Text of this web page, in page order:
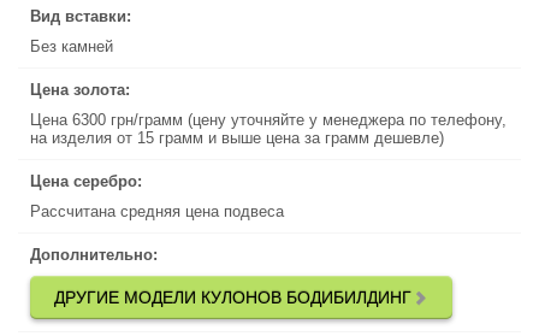
Вид вставки:
Без камней
Цена золота:
Цена 6300 грн/грамм (цену уточняйте у менеджера по телефону,
на изделия от 15 грамм и выше цена за грамм дешевле)
Цена серебро:
Рассчитана средняя цена подвеса
Дополнительно:
ДРУГИЕ МОДЕЛИ КУЛОНОВ БОДИБИЛДИНГ
Цена 6300 грн/грамм (цену уточняйте у менеджера по телефону,
на изделия от 15 грамм и выше цена за грамм дешевле)
Рассчитана средняя цена подвеса
ДРУГИЕ МОДЕЛИ КУЛОНОВ БОДИБИЛДИНГ